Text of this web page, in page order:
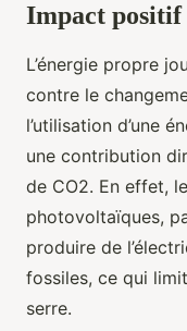
Impact positif
L’énergie propre
contre le
l’utilisation d’une
une contribution
de CO2. En effet,
photovoltaïques,
produire de
fossiles, ce qui
serre.